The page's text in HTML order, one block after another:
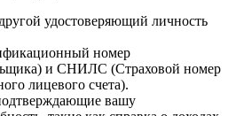
удостоверяющий личность
номер
и СНИЛС (Страховой номер
лицевого счета).
вашу